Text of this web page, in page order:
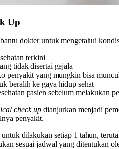
Up
dokter untuk mengetahui
terkini
tidak disertai gejala
penyakit yang mungkin bisa
beralih ke gaya hidup sehat
pasien sebelum melakukan
check up dianjurkan menjadi
penyakit.
untuk dilakukan setiap 1 tahun,
sesuai jadwal yang ditentukan